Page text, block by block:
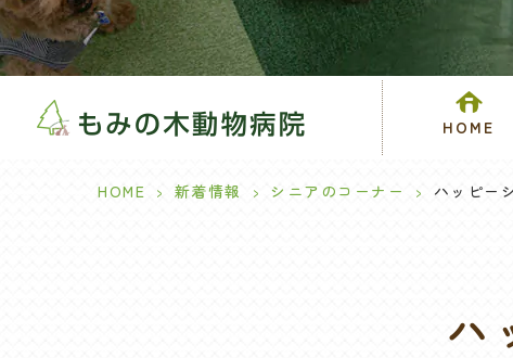
HOME
HOME > 新着情報 > シニアのコーナー > ハッピー
ハ